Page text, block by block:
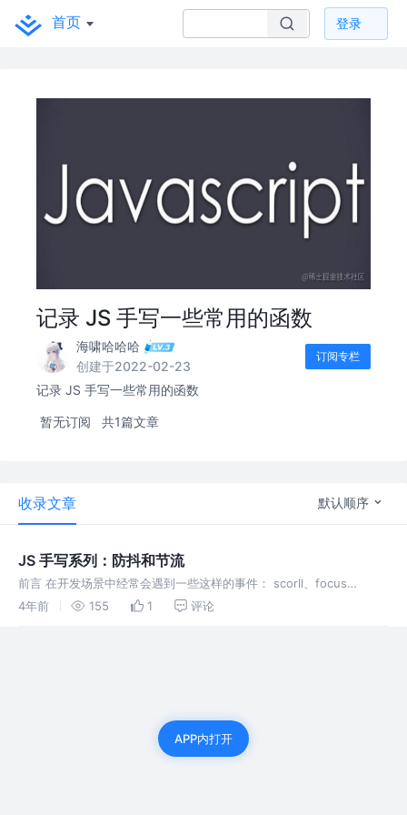
首页 登录
记录 JS 手写一些常用的函数
海啸哈哈哈
创建于2022-02-23
订阅专栏
记录 JS 手写一些常用的函数
暂无订阅 共1篇文章
收录文章 默认顺序
JS 手写系列：防抖和节流
前言 在开发场景中经常会遇到一些这样的事件： scorll、focus
mousedown、mousemove keydown、keyup 这些频繁触发的事
4年前 155 1 评论
APP内打开